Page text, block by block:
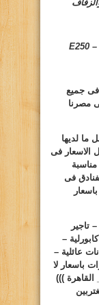
E250
فى جميع
مصرنا
ما لديها
الاسعار فى
فى
تاجير
–
عائلية –
باسعار لا
)))